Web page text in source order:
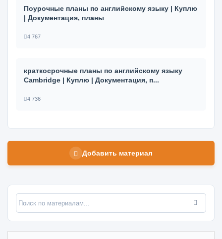
Поурочные планы по английскому языку | Куплю
| Документация, планы
4 767
краткосрочные планы по английскому языку
Cambridge | Куплю | Документация, п...
4 736
Добавить материал